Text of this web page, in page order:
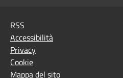
RSS
Accessibilità
Privacy
Cookie
Mappa del sito